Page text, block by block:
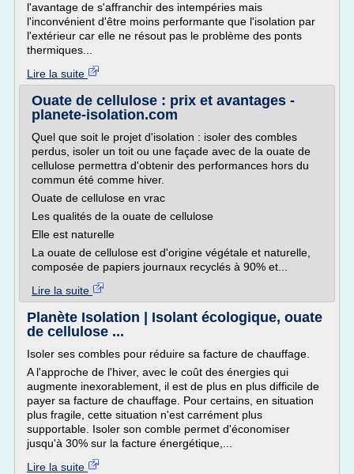
l'avantage de s'affranchir des intempéries mais
l'inconvénient d'être moins performante que l'isolation par
l'extérieur car elle ne résout pas le problème des ponts
thermiques...
Lire la suite
Ouate de cellulose : prix et avantages -
planete-isolation.com
Quel que soit le projet d'isolation : isoler des combles
perdus, isoler un toit ou une façade avec de la ouate de
cellulose permettra d'obtenir des performances hors du
commun été comme hiver.
Ouate de cellulose en vrac
Les qualités de la ouate de cellulose
Elle est naturelle
La ouate de cellulose est d'origine végétale et naturelle,
composée de papiers journaux recyclés à 90% et...
Lire la suite
Planète Isolation | Isolant écologique, ouate
de cellulose ...
Isoler ses combles pour réduire sa facture de chauffage.
A l'approche de l'hiver, avec le coût des énergies qui
augmente inexorablement, il est de plus en plus difficile de
payer sa facture de chauffage. Pour certains, en situation
plus fragile, cette situation n'est carrément plus
supportable. Isoler son comble permet d'économiser
jusqu'à 30% sur la facture énergétique,...
Lire la suite